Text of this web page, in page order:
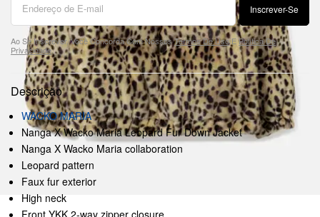
Inscrever-Se
Ao Se Inscrever, Você Concorda Com NossosTermos De UsoEPolítica De
Privacidade.
Descrição
WACKO MARIA
Nanga X Wacko Maria Leopard Fur Down Jacket
Nanga X Wacko Maria collaboration
Leopard pattern
Faux fur exterior
High neck
Front YKK 2-way zipper closure